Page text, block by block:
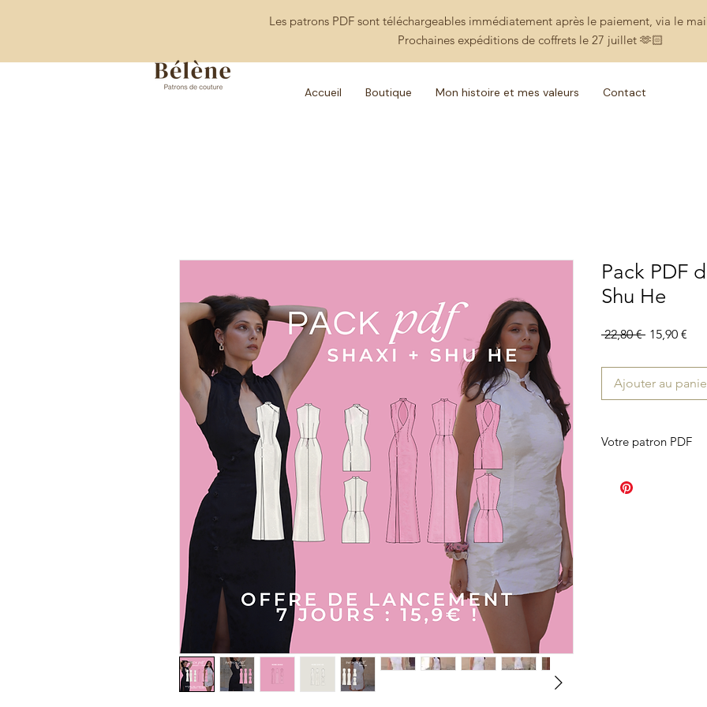
Les patrons PDF sont téléchargeables immédiatement après le paiement, via le
Prochaines expéditions de coffrets le 27 juillet 🫶🏻
Accueil Boutique Mon histoire et mes valeurs Contact
Pack PDF
Shu He
22,80 € Prix
15,90 €
Ajouter au
Votre patron PDF
est valable 30